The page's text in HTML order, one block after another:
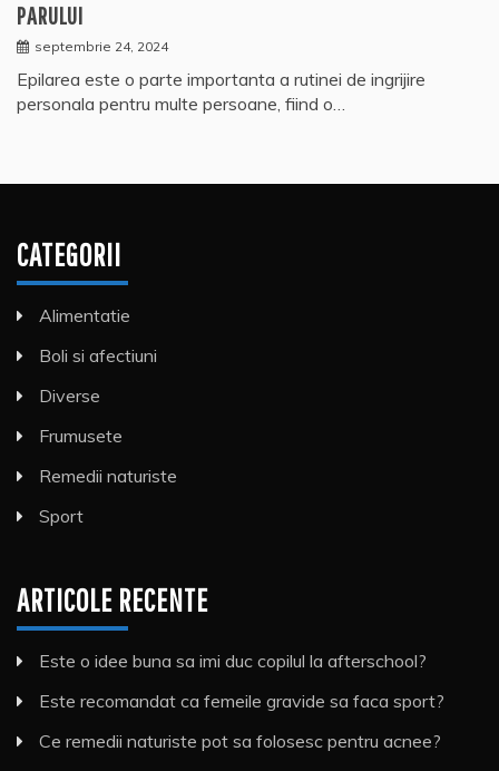
PARULUI
septembrie 24, 2024
Epilarea este o parte importanta a rutinei de ingrijire
personala pentru multe persoane, fiind o…
CATEGORII
Alimentatie
Boli si afectiuni
Diverse
Frumusete
Remedii naturiste
Sport
ARTICOLE RECENTE
Este o idee buna sa imi duc copilul la afterschool?
Este recomandat ca femeile gravide sa faca sport?
Ce remedii naturiste pot sa folosesc pentru acnee?